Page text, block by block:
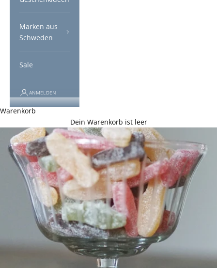
Marken aus
Schweden
Sale
ANMELDEN
Warenkorb
Dein Warenkorb ist leer